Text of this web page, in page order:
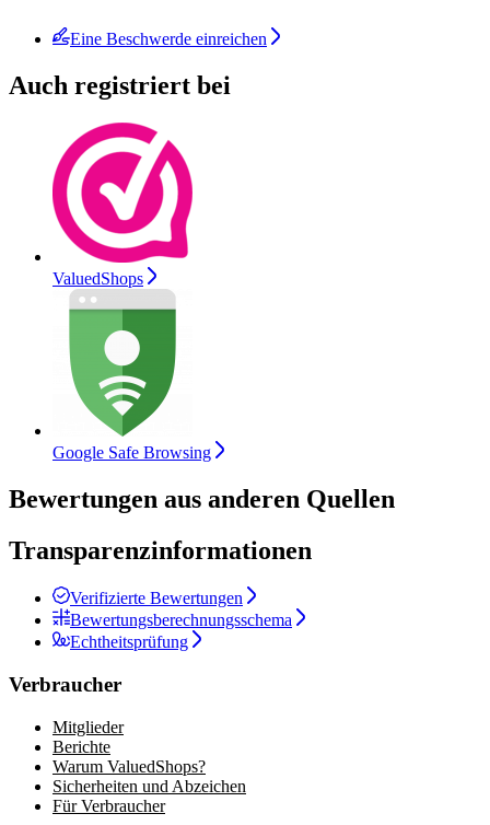
Eine Beschwerde einreichen
Auch registriert bei
ValuedShops
Google Safe Browsing
Bewertungen aus anderen Quellen
Transparenzinformationen
Verifizierte Bewertungen
Bewertungsberechnungsschema
Echtheitsprüfung
Verbraucher
Mitglieder
Berichte
Warum ValuedShops?
Sicherheiten und Abzeichen
Für Verbraucher